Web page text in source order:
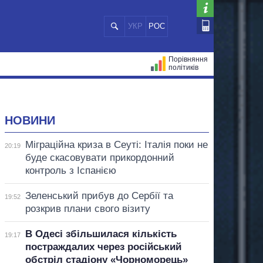
УКР РОС
Порівняння
політиків
НОВИНИ
20:19
Міграційна криза в Сеуті: Італія поки не
буде скасовувати прикордонний
контроль з Іспанією
19:52
Зеленський прибув до Сербії та
розкрив плани свого візиту
19:17
В Одесі збільшилася кількість
постраждалих через російський
обстріл стадіону «Чорноморець»